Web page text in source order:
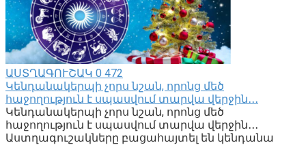
ԱՍՏՂԱԳՈՒՇԱԿ 0 472
Կենդանակերպի չորս նշան, որոնց մեծ
հաջողություն է սպասվում տարվա վերջին․․․
Կենդանակերպի չորս նշան, որոնց մեծ
հաջողություն է սպասվում տարվա վերջին․․․
Աստղագուշակները բացահայտել են կենդանա